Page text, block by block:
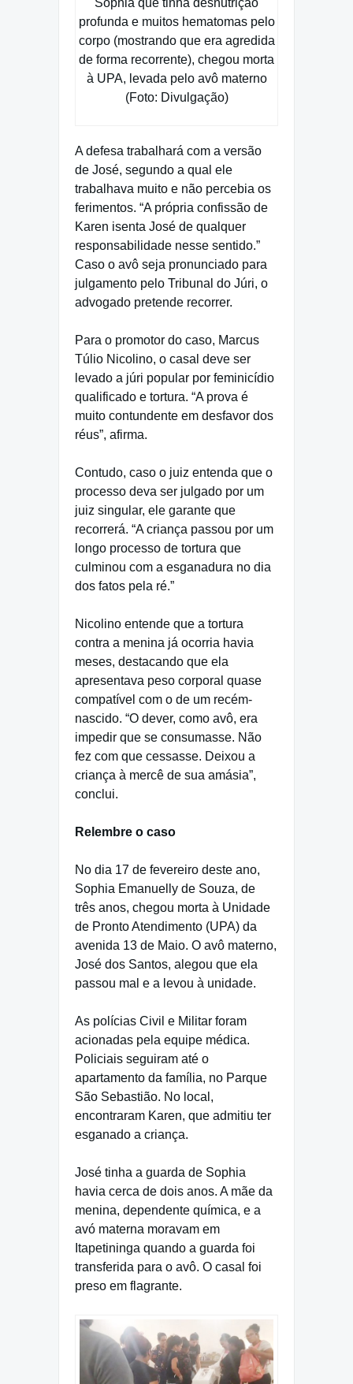
Sophia que tinha desnutrição
profunda e muitos hematomas pelo
corpo (mostrando que era agredida
de forma recorrente), chegou morta
à UPA, levada pelo avô materno
(Foto: Divulgação)
A defesa trabalhará com a versão
de José, segundo a qual ele
trabalhava muito e não percebia os
ferimentos. “A própria confissão de
Karen isenta José de qualquer
responsabilidade nesse sentido.”
Caso o avô seja pronunciado para
julgamento pelo Tribunal do Júri, o
advogado pretende recorrer.
Para o promotor do caso, Marcus
Túlio Nicolino, o casal deve ser
levado a júri popular por feminicídio
qualificado e tortura. “A prova é
muito contundente em desfavor dos
réus”, afirma.
Contudo, caso o juiz entenda que o
processo deva ser julgado por um
juiz singular, ele garante que
recorrerá. “A criança passou por um
longo processo de tortura que
culminou com a esganadura no dia
dos fatos pela ré.”
Nicolino entende que a tortura
contra a menina já ocorria havia
meses, destacando que ela
apresentava peso corporal quase
compatível com o de um recém-
nascido. “O dever, como avô, era
impedir que se consumasse. Não
fez com que cessasse. Deixou a
criança à mercê de sua amásia”,
conclui.
Relembre o caso
No dia 17 de fevereiro deste ano,
Sophia Emanuelly de Souza, de
três anos, chegou morta à Unidade
de Pronto Atendimento (UPA) da
avenida 13 de Maio. O avô materno,
José dos Santos, alegou que ela
passou mal e a levou à unidade.
As polícias Civil e Militar foram
acionadas pela equipe médica.
Policiais seguiram até o
apartamento da família, no Parque
São Sebastião. No local,
encontraram Karen, que admitiu ter
esganado a criança.
José tinha a guarda de Sophia
havia cerca de dois anos. A mãe da
menina, dependente química, e a
avó materna moravam em
Itapetininga quando a guarda foi
transferida para o avô. O casal foi
preso em flagrante.